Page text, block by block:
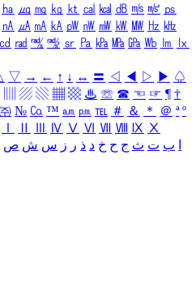
㏊ ㎍ ㎎ ㎏ ㏏ ㎈ ㎉ ㏈ ㎧ ㎨ ㎰
㎁ ㎂ ㎃ ㎄ ㎺ ㎻ ㎽ ㎾ ㎿ ㎐ ㎑
㏅ ㎭ ㎮ ㎯ ㏛ ㎩ ㎪ ㎫ ㎬ ㏝ ㏐
㏓
▽ → ← ↑ ↓ ↔ 〓 ◁ ◀ ▷ ▶ ♤
▨ ▧ ▦ ▩ ♨ ☏ ☎ ☜ ☞ ¶ †
№ ㏇ ™ ㏂ ㏘ ℡ ＃ ＆ ＊ ＠ ª º
Ⅳ Ⅴ Ⅵ Ⅶ Ⅷ Ⅸ Ⅹ
ب ت ث ج ح خ د ذ ر ز س ش ص